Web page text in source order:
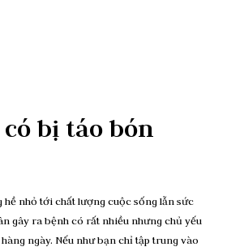
có bị táo bón
hề nhỏ tới chất lượng cuộc sống lẫn sức
gây ra bệnh có rất nhiều nhưng chủ yếu
ngày. Nếu như bạn chỉ tập trung vào